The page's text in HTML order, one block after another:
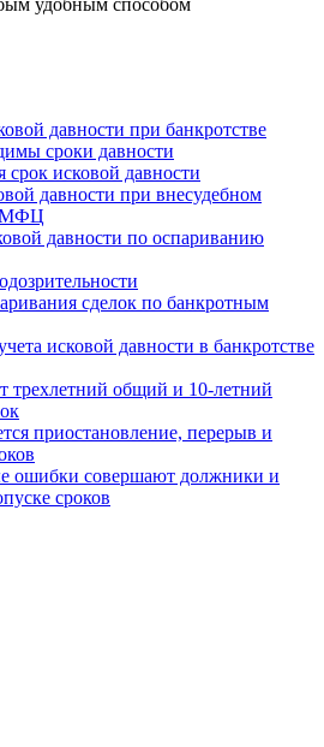
давности при банкротстве
сроки давности
срок исковой давности
давности при внесудебном
МФЦ
давности по оспариванию
сделок по банкротным
исковой давности в банкротстве
трехлетний общий и 10-летний
приостановление, перерыв и
ошибки совершают должники и
сроков